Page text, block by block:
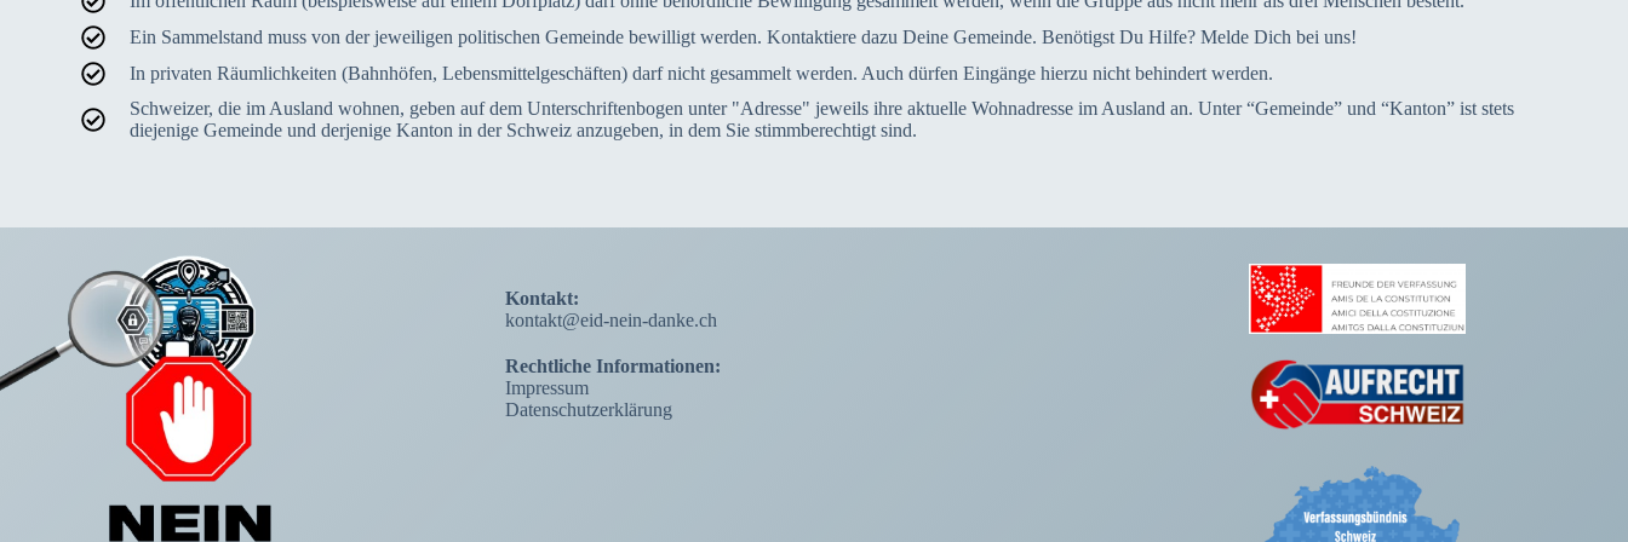
Ein Sammelstand muss von der jeweiligen politischen Gemeinde bewilligt werden. Kontaktiere dazu Deine Gemeinde. Benötigst Du Hilfe? Melde Dich bei uns!
In privaten Räumlichkeiten (Bahnhöfen, Lebensmittelgeschäften) darf nicht gesammelt werden. Auch dürfen Eingänge hierzu nicht behindert werden.
Schweizer, die im Ausland wohnen, geben auf dem Unterschriftenbogen unter "Adresse" jeweils ihre aktuelle Wohnadresse im Ausland an. Unter “Gemeinde” und “Kanton” ist stets
diejenige Gemeinde und derjenige Kanton in der Schweiz anzugeben, in dem Sie stimmberechtigt sind.
Kontakt:
kontakt@eid-nein-danke.ch
Rechtliche Informationen:
Impressum
Datenschutzerklärung